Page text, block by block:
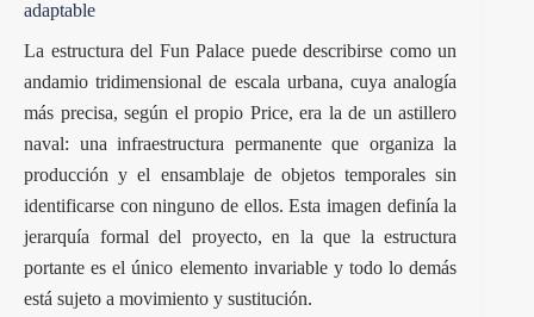
adaptable
La estructura del Fun Palace puede describirse como un
andamio tridimensional de escala urbana, cuya analogía
más precisa, según el propio Price, era la de un astillero
naval: una infraestructura permanente que organiza la
producción y el ensamblaje de objetos temporales sin
identificarse con ninguno de ellos. Esta imagen definía la
jerarquía formal del proyecto, en la que la estructura
portante es el único elemento invariable y todo lo demás
está sujeto a movimiento y sustitución.